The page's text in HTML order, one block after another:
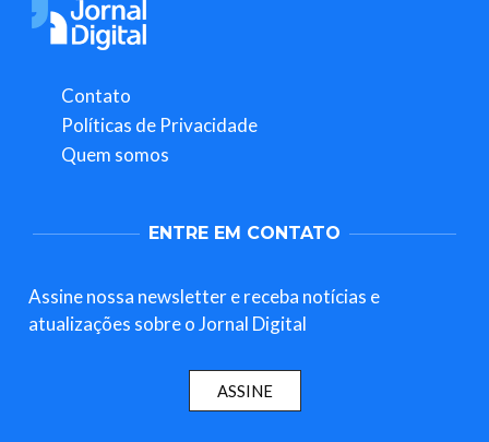
Contato
Políticas de Privacidade
Quem somos
ENTRE EM CONTATO
Assine nossa newsletter e receba notícias e
atualizações sobre o Jornal Digital
ASSINE